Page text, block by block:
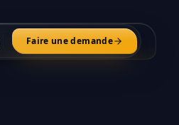
Faire une demande